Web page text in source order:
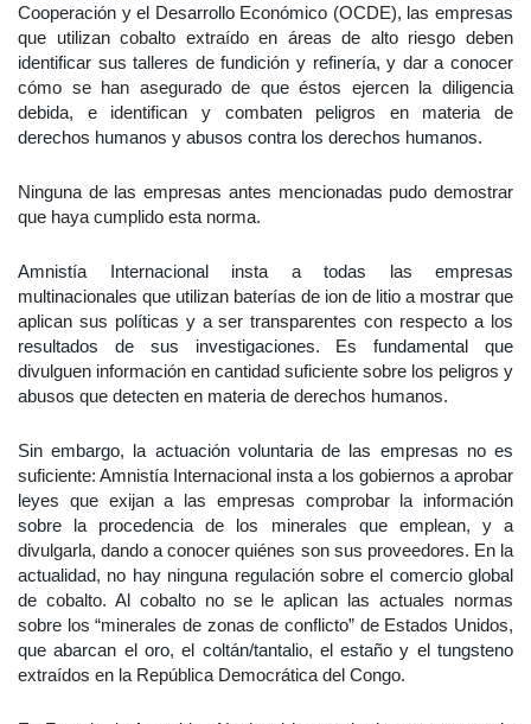
Cooperación y el Desarrollo Económico (OCDE), las empresas
que utilizan cobalto extraído en áreas de alto riesgo deben
identificar sus talleres de fundición y refinería, y dar a conocer
cómo se han asegurado de que éstos ejercen la diligencia
debida, e identifican y combaten peligros en materia de
derechos humanos y abusos contra los derechos humanos.
Ninguna de las empresas antes mencionadas pudo demostrar
que haya cumplido esta norma.
Amnistía Internacional insta a todas las empresas
multinacionales que utilizan baterías de ion de litio a mostrar que
aplican sus políticas y a ser transparentes con respecto a los
resultados de sus investigaciones. Es fundamental que
divulguen información en cantidad suficiente sobre los peligros y
abusos que detecten en materia de derechos humanos.
Sin embargo, la actuación voluntaria de las empresas no es
suficiente: Amnistía Internacional insta a los gobiernos a aprobar
leyes que exijan a las empresas comprobar la información
sobre la procedencia de los minerales que emplean, y a
divulgarla, dando a conocer quiénes son sus proveedores. En la
actualidad, no hay ninguna regulación sobre el comercio global
de cobalto. Al cobalto no se le aplican las actuales normas
sobre los “minerales de zonas de conflicto” de Estados Unidos,
que abarcan el oro, el coltán/tantalio, el estaño y el tungsteno
extraídos en la República Democrática del Congo.